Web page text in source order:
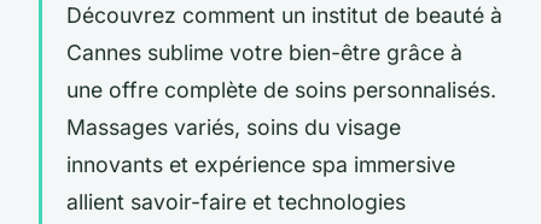
Découvrez comment un institut de beauté à
Cannes sublime votre bien-être grâce à
une offre complète de soins personnalisés.
Massages variés, soins du visage
innovants et expérience spa immersive
allient savoir-faire et technologies